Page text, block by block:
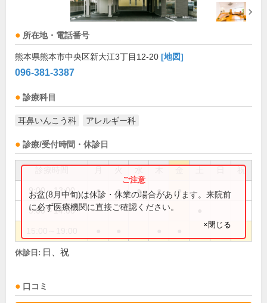
所在地・電話番号
熊本県熊本市中央区新大江3丁目12-20 [地図]
096-381-3387
診療科目
耳鼻いんこう科 アレルギー科
診療/受付時間・休診日
祝
9:00～13:00 ● ● ● ● ●
9:00～14:00
お盆(8月中旬)は休診・休業の場合があります。来院前
に必ず医療機関に直接ご確認ください。
×閉じる
休診日: 日、祝
口コミ